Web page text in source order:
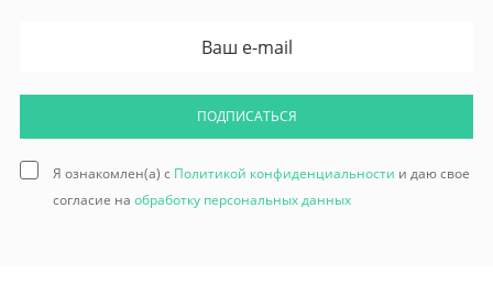
ПОДПИСАТЬСЯ
Я ознакомлен(а) с Политикой конфиденциальности и даю свое
согласие на обработку персональных данных